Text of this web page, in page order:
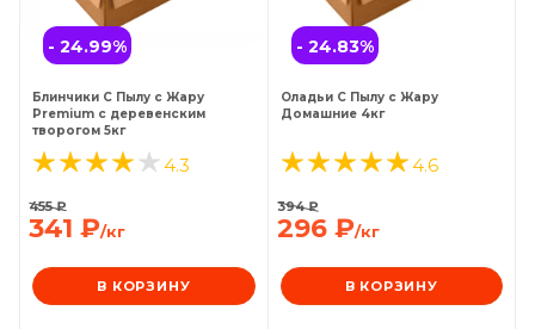
- 24.99%
Блинчики С Пылу с Жару
Premium с деревенским
творогом 5кг
4.3
341 ₽/кг
455₽
В КОРЗИНУ
- 24.83%
Оладьи С Пылу с Жару
Домашние 4кг
4.6
296₽/кг
394₽
В КОРЗИНУ